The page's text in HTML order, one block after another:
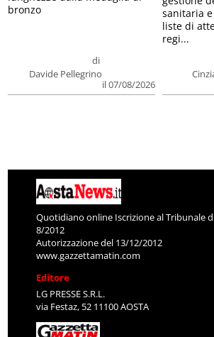
di
Davide Pellegrino
il 07/08/2026
bronzo
sanitaria
liste di
regi...
Quotidiano online Iscrizione al Tribunale
8/2012
Autorizzazione del 13/12/2012
www.gazzettamatin.com
Editore
LG PRESSE S.R.L.
via Festaz, 52 11100 AOSTA